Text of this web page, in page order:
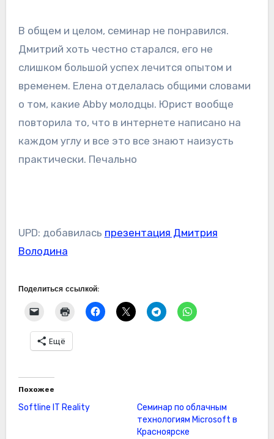
В общем и целом, семинар не понравился.
Дмитрий хоть честно старался, его не
слишком большой успех лечится опытом и
временем. Елена отделалась общими словами
о том, какие Abby молодцы. Юрист вообще
повторила то, что в интернете написано на
каждом углу и все это все знают наизусть
практически. Печально
UPD: добавилась презентация Дмитрия
Володина
Поделиться ссылкой:
Ещё
Похожее
Softline IT Reality
Семинар по облачным
технологиям Microsoft в
Красноярске